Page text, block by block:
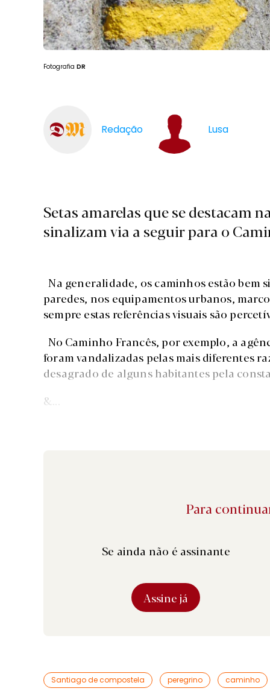
Fotografia DR
Redação Lusa
Setas amarelas que se destacam
sinalizam via a seguir para o
Na generalidade, os caminhos estão bem
paredes, nos equipamentos urbanos,
sempre estas referências visuais são
No Caminho Francês, por exemplo, a
foram vandalizadas pelas mais diferentes
desagrado de alguns habitantes pela
&...
Para
Se ainda não é assinante
Assine já
Santiago de compostela peregrino caminho